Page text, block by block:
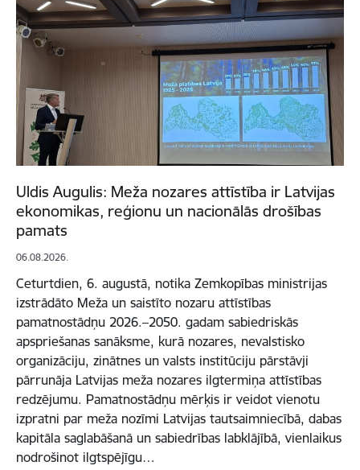
Uldis Augulis: Meža nozares attīstība ir Latvijas
ekonomikas, reģionu un nacionālās drošības
pamats
06.08.2026.
Ceturtdien, 6. augustā, notika Zemkopības ministrijas
izstrādāto Meža un saistīto nozaru attīstības
pamatnostādņu 2026.–2050. gadam sabiedriskās
apspriešanas sanāksme, kurā nozares, nevalstisko
organizāciju, zinātnes un valsts institūciju pārstāvji
pārrunāja Latvijas meža nozares ilgtermiņa attīstības
redzējumu. Pamatnostādņu mērķis ir veidot vienotu
izpratni par meža nozīmi Latvijas tautsaimniecībā, dabas
kapitāla saglabāšanā un sabiedrības labklājībā, vienlaikus
nodrošinot ilgtspējīgu…